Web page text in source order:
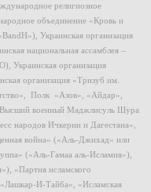
религиозное
объединение «Кровь и
Украинская организация
национальная ассамблея –
Украинская организация
организация «Тризуб им.
Полк «Азов», «Айдар»,
военный Маджлисуль Шура
народов Ичкерии и Дагестана»,
война» («Аль-Джихад» или
(«Аль-Гамаа аль-Исламия»),
«Партия исламского
И-Тайба», «Исламская